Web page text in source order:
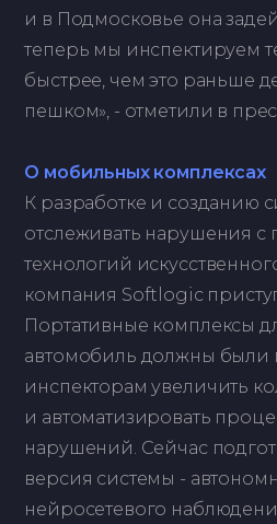
и в Подмосковье она
теперь мы инспектируем
быстрее, чем это раньше
пешком», - отметили в
О мобильных комплексах
К разработке и созданию
отслеживать нарушения
технологий
компания Softlogic
Портативные комплексы
автомобиль должны были
инспекторам увеличить
и автоматизировать
нарушений. Сейчас
версия системы -
нейросетевого